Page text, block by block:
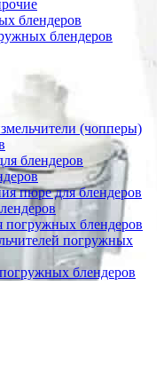
блендеров
блендеров
(чопперы)
блендеров
пюре для блендеров
погружных блендеров
погружных
блендеров